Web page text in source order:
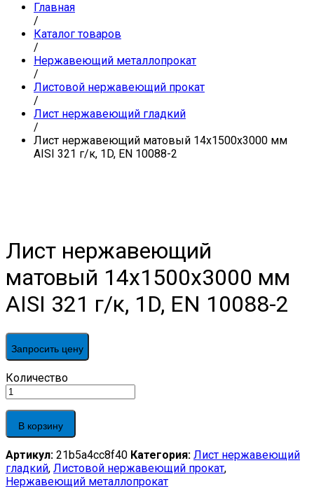
Главная
/
Каталог товаров
/
Нержавеющий металлопрокат
/
Листовой нержавеющий прокат
/
Лист нержавеющий гладкий
/
Лист нержавеющий матовый 14х1500х3000 мм
AISI 321 г/к, 1D, EN 10088-2
Лист нержавеющий
матовый 14х1500х3000 мм
AISI 321 г/к, 1D, EN 10088-2
Запросить цену
Лист
нержавеющий
матовый
14х1500х3000
мм
321
г/
к,
Количество
В корзину
Артикул: 21b5a4cc8f40 Категория: Лист нержавеющий
гладкий, Листовой нержавеющий прокат,
Нержавеющий металлопрокат